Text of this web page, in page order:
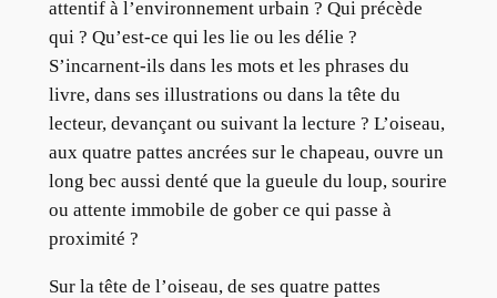
attentif à l’environnement urbain ? Qui précède
qui ? Qu’est-ce qui les lie ou les délie ?
S’incarnent-ils dans les mots et les phrases du
livre, dans ses illustrations ou dans la tête du
lecteur, devançant ou suivant la lecture ? L’oiseau,
aux quatre pattes ancrées sur le chapeau, ouvre un
long bec aussi denté que la gueule du loup, sourire
ou attente immobile de gober ce qui passe à
proximité ?
Sur la tête de l’oiseau, de ses quatre pattes